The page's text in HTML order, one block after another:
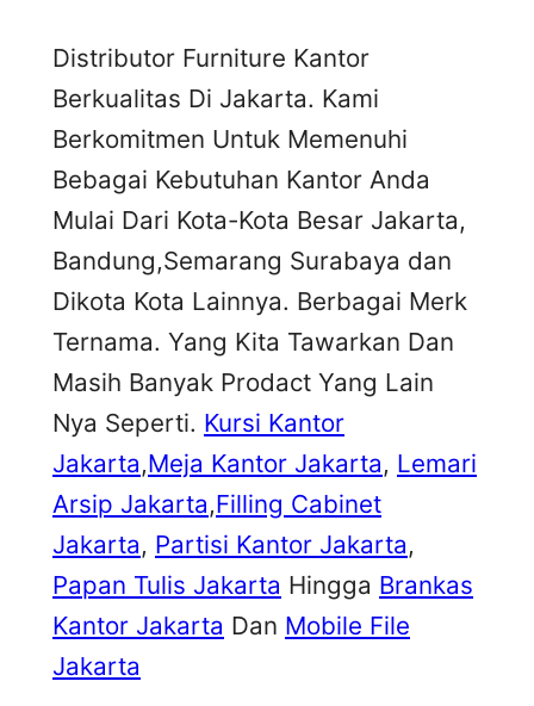
Distributor Furniture Kantor
Berkualitas Di Jakarta. Kami
Berkomitmen Untuk Memenuhi
Bebagai Kebutuhan Kantor Anda
Mulai Dari Kota-Kota Besar Jakarta,
Bandung,Semarang Surabaya dan
Dikota Kota Lainnya. Berbagai Merk
Ternama. Yang Kita Tawarkan Dan
Masih Banyak Prodact Yang Lain
Nya Seperti. Kursi Kantor
Jakarta,Meja Kantor Jakarta, Lemari
Arsip Jakarta,Filling Cabinet
Jakarta, Partisi Kantor Jakarta,
Papan Tulis Jakarta Hingga Brankas
Kantor Jakarta Dan Mobile File
Jakarta